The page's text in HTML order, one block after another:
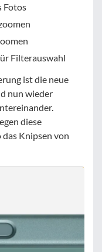
Fotos
Filterauswahl
ist die neue
nun wieder
diese
Knipsen von